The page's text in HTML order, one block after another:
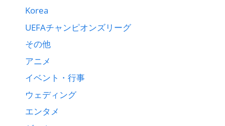
Korea
UEFAチャンピオンズリーグ
その他
アニメ
イベント・行事
ウェディング
エンタメ